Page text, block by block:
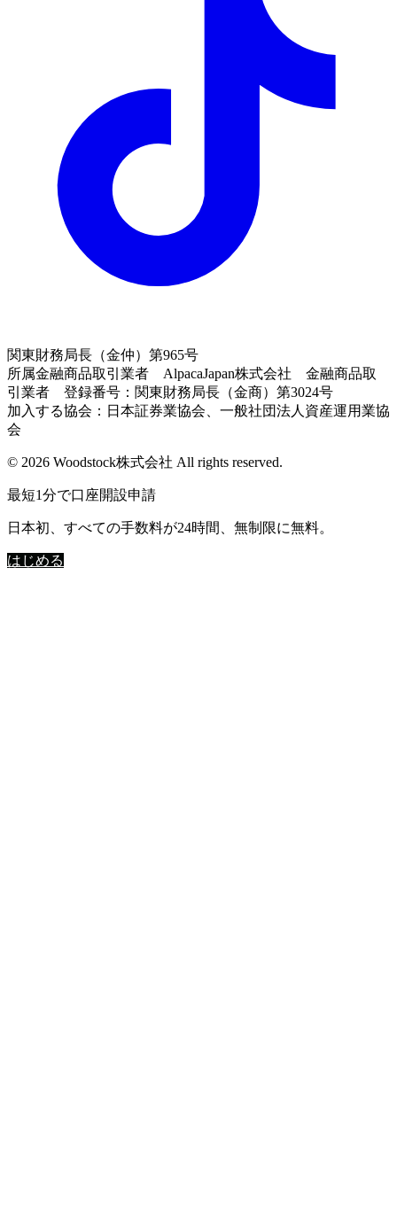
関東財務局長（金仲）第965号
所属金融商品取引業者 AlpacaJapan株式会社 金融商品取
引業者 登録番号：関東財務局長（金商）第3024号
加入する協会：日本証券業協会、一般社団法人資産運用業協
会
© 2026 Woodstock株式会社 All rights reserved.
最短1分で口座開設申請
日本初、すべての手数料が24時間、無制限に無料。
はじめる